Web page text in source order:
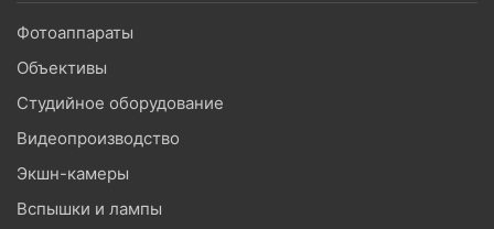
Фотоаппараты
Объективы
Студийное оборудование
Видеопроизводство
Экшн-камеры
Вспышки и лампы